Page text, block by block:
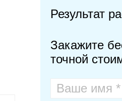
Результат
Закажите
точной